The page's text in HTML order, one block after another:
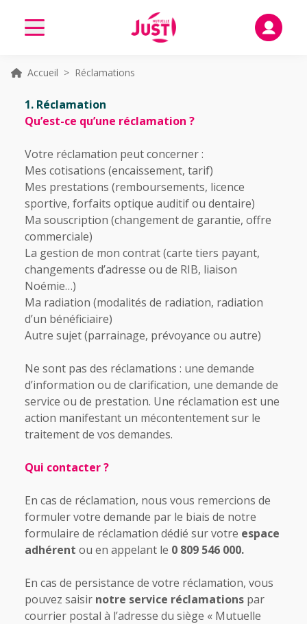
Accueil > Réclamations
1. Réclamation
Qu’est-ce qu’une réclamation ?
Votre réclamation peut concerner :
Mes cotisations (encaissement, tarif)
Mes prestations (remboursements, licence
sportive, forfaits optique auditif ou dentaire)
Ma souscription (changement de garantie, offre
commerciale)
La gestion de mon contrat (carte tiers payant,
changements d’adresse ou de RIB, liaison
Noémie…)
Ma radiation (modalités de radiation, radiation
d’un bénéficiaire)
Autre sujet (parrainage, prévoyance ou autre)
Ne sont pas des réclamations : une demande
d’information ou de clarification, une demande de
service ou de prestation. Une réclamation est une
action manifestant un mécontentement sur le
traitement de vos demandes.
Qui contacter ?
En cas de réclamation, nous vous remercions de
formuler votre demande par le biais de notre
formulaire de réclamation dédié sur votre espace
adhérent ou en appelant le 0 809 546 000.
En cas de persistance de votre réclamation, vous
pouvez saisir notre service réclamations par
courrier postal à l’adresse du siège « Mutuelle